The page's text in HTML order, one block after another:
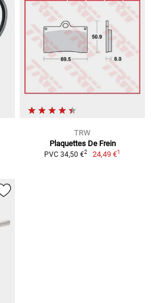
TRW
Plaquettes De Frein
PVC 34,50 €2 24,49 €1